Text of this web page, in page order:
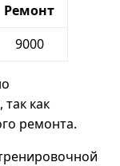
Ремонт
9000
как
ремонта.